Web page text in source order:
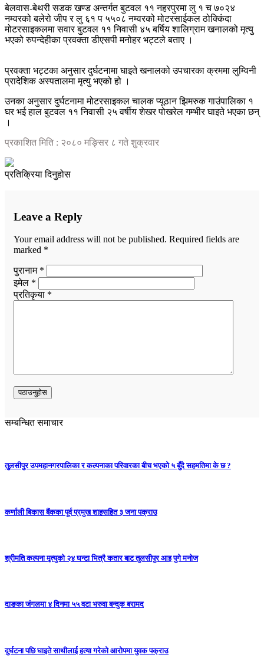
बेलवास-बेथरी सडक खण्ड अन्तर्गत बुटवल ११ नहरपुरमा लु १ च ७०२४
नम्वरको बलेरो जीप र लु ६१ प ५५०८ नम्वरको मोटरसाईकल ठोक्किंदा
मोटरसाइकलमा सवार बुटवल ११ निवासी ४५ बर्षिय शालिग्राम खनालको मृत्यु
भएको रुपन्देहीका प्रवक्ता डीएसपी मनोहर भट्टले बताए ।
प्रवक्ता भट्टका अनुसार दुर्घटनामा घाइते खनालको उपचारका क्रममा लुम्विनी
प्रादेशिक अस्पतालमा मृत्यु भएको हो ।
उनका अनुसार दुर्घटनामा मोटरसाइकल चालक प्यूठान झिमरुक गाउंपालिका १
घर भई हाल बुटवल ११ निवासी २५ वर्षीय शेखर पोखरेल गम्भीर घाइते भएका छन्
।
प्रकाशित मिति : २०८० मङ्सिर ८ गते शुक्रवार
प्रतिक्रिया दिनुहोस
Leave a Reply
Your email address will not be published. Required fields are
marked *
पुरानाम *
इमेल *
प्रतिकृया *
सम्बन्धित समाचार
तुलसीपुर उपमहानगरपालिका र कल्पनाका परिवारका बीच भएको ५ बुँदे सहमतिमा के छ ?
कर्णाली बिकास बैंकका पूर्व प्रमुख शाहसहित ३ जना पक्राउ
श्रीमति कल्पना मृत्युको २४ घन्टा भित्रै कतार बाट तुलसीपुर आइ पुगे मनोज
दाङका जंगलमा ४ दिनमा ५५ वटा भरुवा बन्दुक बरामद
दुर्घटना पछि घाइते साथीलाई हत्या गरेको आरोपमा युवक पक्राउ